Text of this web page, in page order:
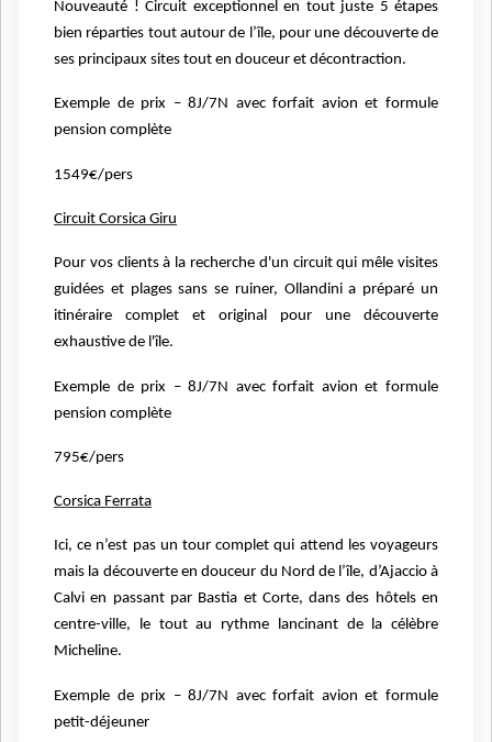
Nouveauté ! Circuit exceptionnel en tout juste 5 étapes
bien réparties tout autour de l’île, pour une découverte de
ses principaux sites tout en douceur et décontraction.
Exemple de prix – 8J/7N avec forfait avion et formule
pension complète
1549€/pers
Circuit Corsica Giru
Pour vos clients à la recherche d'un circuit qui mêle visites
guidées et plages sans se ruiner, Ollandini a préparé un
itinéraire complet et original pour une découverte
exhaustive de l'île.
Exemple de prix – 8J/7N avec forfait avion et formule
pension complète
795€/pers
Corsica Ferrata
Ici, ce n’est pas un tour complet qui attend les voyageurs
mais la découverte en douceur du Nord de l’île, d’Ajaccio à
Calvi en passant par Bastia et Corte, dans des hôtels en
centre-ville, le tout au rythme lancinant de la célèbre
Micheline.
Exemple de prix – 8J/7N avec forfait avion et formule
petit-déjeuner